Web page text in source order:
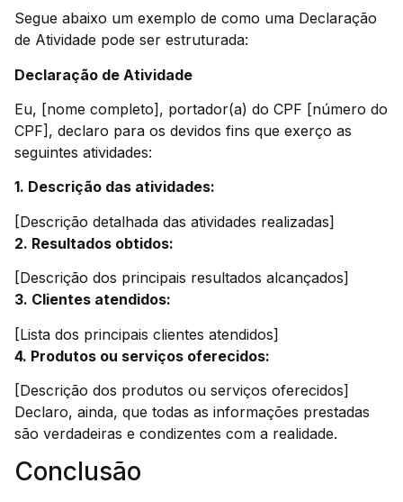
Segue abaixo um exemplo de como uma Declaração
de Atividade pode ser estruturada:
Declaração de Atividade
Eu, [nome completo], portador(a) do CPF [número do
CPF], declaro para os devidos fins que exerço as
seguintes atividades:
1. Descrição das atividades:
[Descrição detalhada das atividades realizadas]
2. Resultados obtidos:
[Descrição dos principais resultados alcançados]
3. Clientes atendidos:
[Lista dos principais clientes atendidos]
4. Produtos ou serviços oferecidos:
[Descrição dos produtos ou serviços oferecidos]
Declaro, ainda, que todas as informações prestadas
são verdadeiras e condizentes com a realidade.
Conclusão